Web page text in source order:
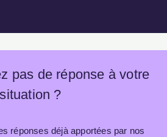
pas de réponse à votre
situation ?
réponses déjà apportées par nos